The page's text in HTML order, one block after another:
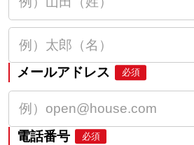
メールアドレス 必須
電話番号 必須